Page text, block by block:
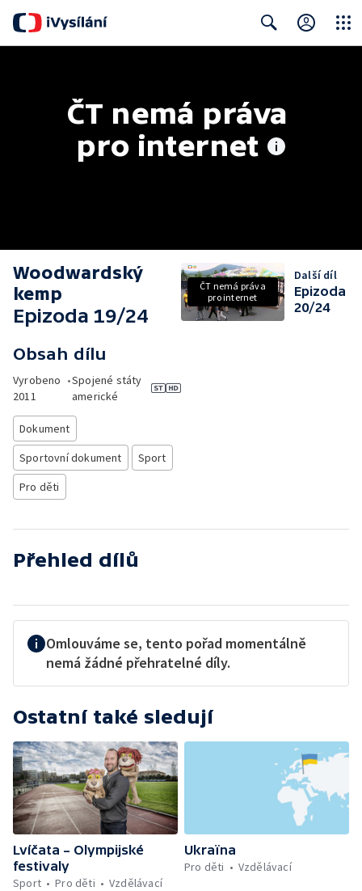
ČT nemá práva
pro internet
Woodwardský
kemp
Epizoda 19/24
Obsah dílu
Vyrobeno
2011
•Spojené státy
americké
Dokument
Sportovní dokument
Sport
Pro děti
ČT nemá práva
pro internet
Další díl
Epizoda
20/24
Přehled dílů
Omlouváme se, tento pořad momentálně
nemá žádné přehratelné díly.
Ostatní také sledují
Lvíčata – Olympijské
festivaly
Sport
Pro děti Vzdělávací
Ukraïna
Pro děti
Vzdělávací